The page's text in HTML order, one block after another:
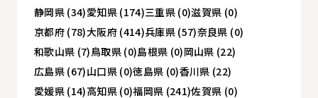
静岡県 (34)愛知県 (174)三重県 (0)滋賀県 (0)
京都府 (78)大阪府 (414)兵庫県 (57)奈良県 (0)
和歌山県 (7)鳥取県 (0)島根県 (0)岡山県 (22)
広島県 (67)山口県 (0)徳島県 (0)香川県 (22)
愛媛県 (14)高知県 (0)福岡県 (241)佐賀県 (0)